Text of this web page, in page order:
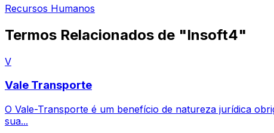
Recursos Humanos
Termos Relacionados de "Insoft4"
V
Vale Transporte
O Vale-Transporte é um benefício de natureza jurídica
sua...